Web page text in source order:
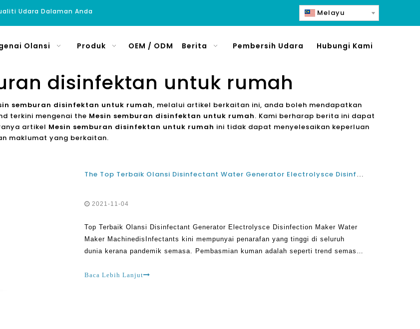
Udara Dalaman Anda Melayu
Olansi Produk OEM / ODM Berita Pembersih Udara Hubungi Kami
disinfektan untuk rumah
semburan disinfektan untuk rumah, melalui artikel berkaitan ini, anda boleh mendapatkan
terkini mengenai the Mesin semburan disinfektan untuk rumah. Kami berharap berita ini dapat
artikel Mesin semburan disinfektan untuk rumah ini tidak dapat menyelesaikan keperluan
maklumat yang berkaitan.
The Top Terbaik Olansi Disinfectant Water Generator Electrolysce Disinfection Water Maker Machine
2021-11-04
Top Terbaik Olansi Disinfectant Generator Electrolysce Disinfection Maker Water
Maker MachinedisInfectants kini mempunyai penarafan yang tinggi di seluruh
dunia kerana pandemik semasa. Pembasmian kuman adalah seperti trend semasa
yang mahu
Baca Lebih Lanjut